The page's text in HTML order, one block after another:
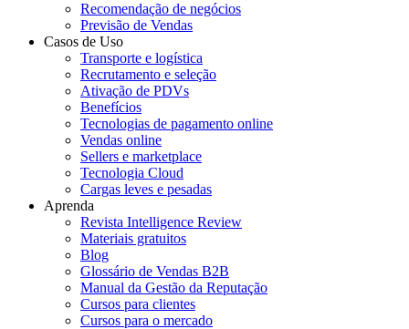
Recomendação de negócios
Previsão de Vendas
Casos de Uso
Transporte e logística
Recrutamento e seleção
Ativação de PDVs
Benefícios
Tecnologias de pagamento online
Vendas online
Sellers e marketplace
Tecnologia Cloud
Cargas leves e pesadas
Aprenda
Revista Intelligence Review
Materiais gratuitos
Blog
Glossário de Vendas B2B
Manual da Gestão da Reputação
Cursos para clientes
Cursos para o mercado